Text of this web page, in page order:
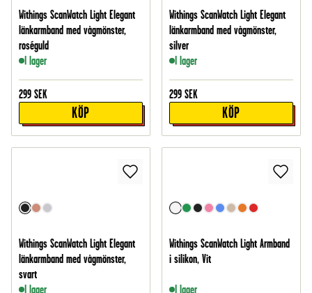
Withings ScanWatch Light Elegant
länkarmband med vågmönster,
roséguld
I lager
299 SEK
KÖP
Withings ScanWatch Light Elegant
länkarmband med vågmönster,
silver
I lager
299 SEK
KÖP
Withings ScanWatch Light Elegant
länkarmband med vågmönster,
svart
I lager
Withings ScanWatch Light Armband
i silikon, Vit
I lager